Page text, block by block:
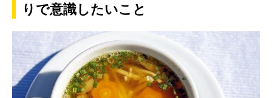
りで意識したいこと